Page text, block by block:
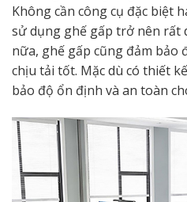
Không cần công cụ đặc biệt
sử dụng ghế gấp trở nên rất
nữa, ghế gấp cũng đảm bảo
chịu tải tốt. Mặc dù có thiết
bảo độ ổn định và an toàn